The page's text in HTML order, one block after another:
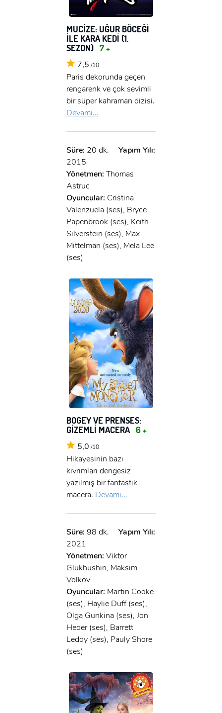
MUCİZE: UĞUR BÖCEĞİ
İLE KARA KEDİ (1.
SEZON) 7 +
7,5 /10
Paris dekorunda geçen
rengarenk ve çok sevimli
bir süper kahraman dizisi.
Devamı...
Süre: 20 dk.
Yapım Yılı:
2015
Yönetmen: Thomas
Astruc
Oyuncular: Cristina
Valenzuela (ses), Bryce
Papenbrook (ses), Keith
Silverstein (ses), Max
Mittelman (ses), Mela Lee
(ses)
BOGEY VE PRENSES:
GİZEMLİ MACERA 6 +
5,0 /10
Hikayesinin bazı
kıvrımları dengesiz
yazılmış bir fantastik
macera. Devamı...
Süre: 98 dk.
Yapım Yılı:
2021
Yönetmen: Viktor
Glukhushin, Maksim
Volkov
Oyuncular: Martin Cooke
(ses), Haylie Duff (ses),
Olga Gunkina (ses), Jon
Heder (ses), Barrett
Leddy (ses), Pauly Shore
(ses)